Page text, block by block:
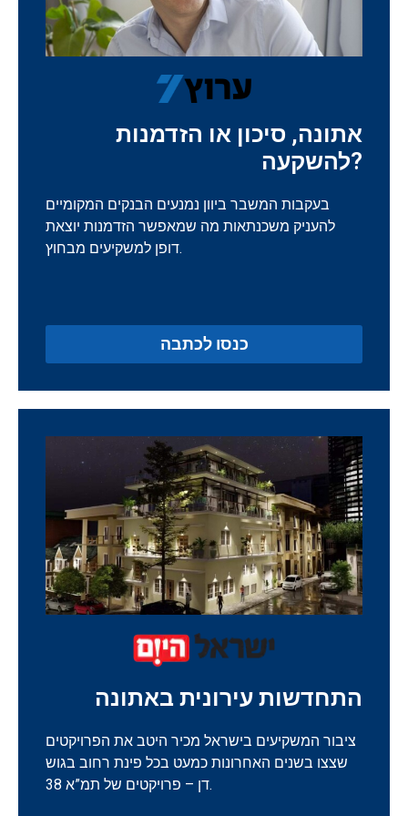
אתונה, סיכון או הזדמנות
להשקעה?
בעקבות המשבר ביוון נמנעים הבנקים המקומיים
להעניק משכנתאות מה שמאפשר הזדמנות יוצאת
דופן למשקיעים מבחוץ.
כנסו לכתבה
התחדשות עירונית באתונה
ציבור המשקיעים בישראל מכיר היטב את הפרויקטים
שצצו בשנים האחרונות כמעט בכל פינת רחוב בגוש
דן – פרויקטים של תמ”א 38.